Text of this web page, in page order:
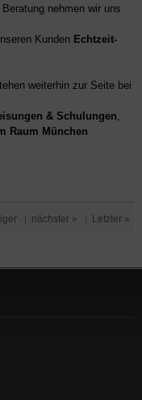
Beratung nehmen wir uns
Kunden Echtzeit-
weiterhin zur Seite bei
& Schulungen,
Raum München
nächster » Letzter »